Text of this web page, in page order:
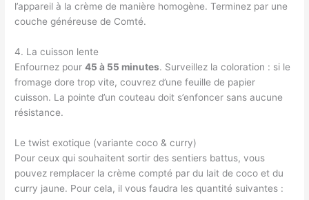
l’appareil à la crème de manière homogène. Terminez par une
couche généreuse de Comté.
4. La cuisson lente
Enfournez pour45 à 55 minutes. Surveillez la coloration : si le
fromage dore trop vite, couvrez d’une feuille de papier
cuisson. La pointe d’un couteau doit s’enfoncer sans aucune
résistance.
Le twist exotique (variante coco & curry)
Pour ceux qui souhaitent sortir des sentiers battus, vous
pouvez remplacer la crème compté par du lait de coco et du
curry jaune. Pour cela, il vous faudra les quantité suivantes :